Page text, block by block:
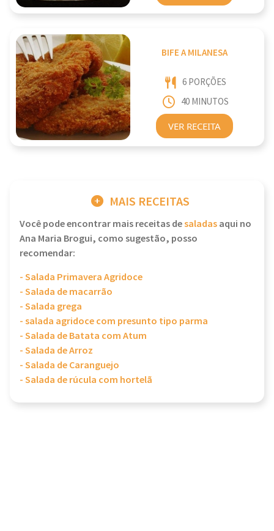
BIFE A MILANESA
6 PORÇÕES
40 MINUTOS
VER RECEITA
MAIS RECEITAS
Você pode encontrar mais receitas desaladasaqui no
Ana Maria Brogui, como sugestão, posso
recomendar:
- Salada Primavera Agridoce
- Salada de macarrão
- Salada grega
- salada agridoce com presunto tipo parma
- Salada de Batata com Atum
- Salada de Arroz
- Salada de Caranguejo
- Salada de rúcula com hortelã